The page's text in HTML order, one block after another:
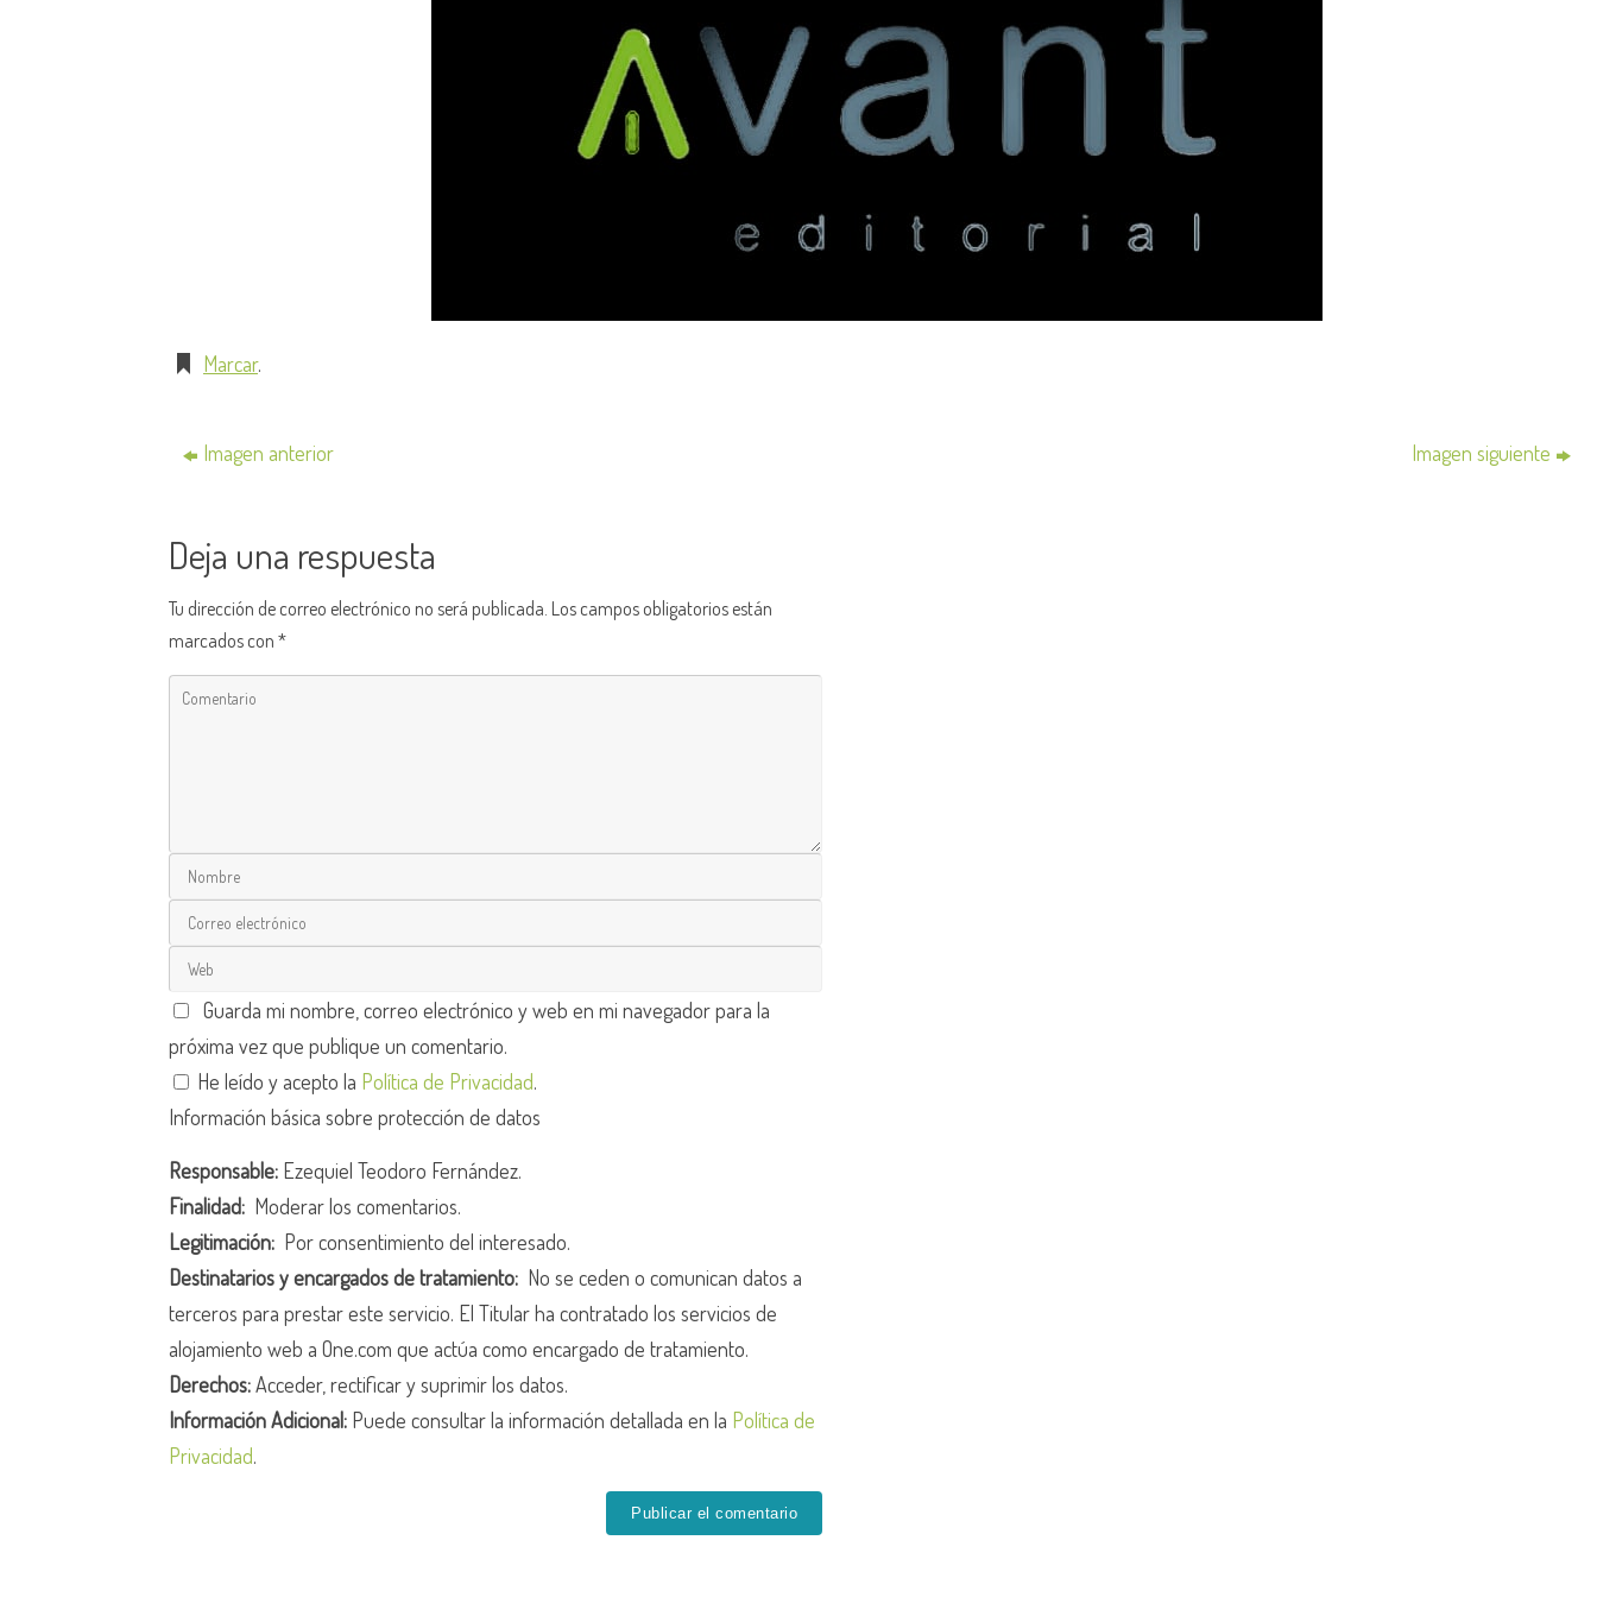
Marcar.
Imagen anterior Imagen siguiente
Deja una respuesta
Tu dirección de correo electrónico no será publicada. Los campos obligatorios están
marcados con*
Guarda mi nombre, correo electrónico y web en mi navegador para la
próxima vez que publique un comentario.
He leído y acepto la Política de Privacidad.
Información básica sobre protección de datos
Responsable: Ezequiel Teodoro Fernández.
Finalidad: Moderar los comentarios.
Legitimación: Por consentimiento del interesado.
Destinatarios y encargados de tratamiento: No se ceden o comunican datos a
terceros para prestar este servicio. El Titular ha contratado los servicios de
alojamiento web a One.com que actúa como encargado de tratamiento.
Derechos:Acceder, rectificar y suprimir los datos.
Información Adicional: Puede consultar la información detallada en la Política de
Privacidad.